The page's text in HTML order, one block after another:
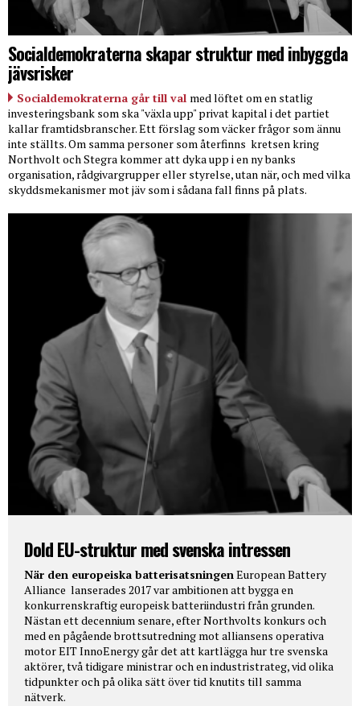
Socialdemokraterna skapar struktur med inbyggda
jävsrisker
Socialdemokraterna går till val med löftet om en statlig
investeringsbank som ska "växla upp" privat kapital i det partiet
kallar framtidsbranscher. Ett förslag som väcker frågor som ännu
inte ställts. Om samma personer som återfinns kretsen kring
Northvolt och Stegra kommer att dyka upp i en ny banks
organisation, rådgivargrupper eller styrelse, utan när, och med vilka
skyddsmekanismer mot jäv som i sådana fall finns på plats.
Dold EU-struktur med svenska intressen
När den europeiska batterisatsningenEuropean Battery
Alliance lanserades 2017 var ambitionen att bygga en
konkurrenskraftig europeisk batteriindustri från grunden.
Nästan ett decennium senare, efter Northvolts konkurs och
med en pågående brottsutredning mot alliansens operativa
motor EIT InnoEnergy går det att kartlägga hur tre svenska
aktörer, två tidigare ministrar och en industristrateg, vid olika
tidpunkter och på olika sätt över tid knutits till samma
nätverk.